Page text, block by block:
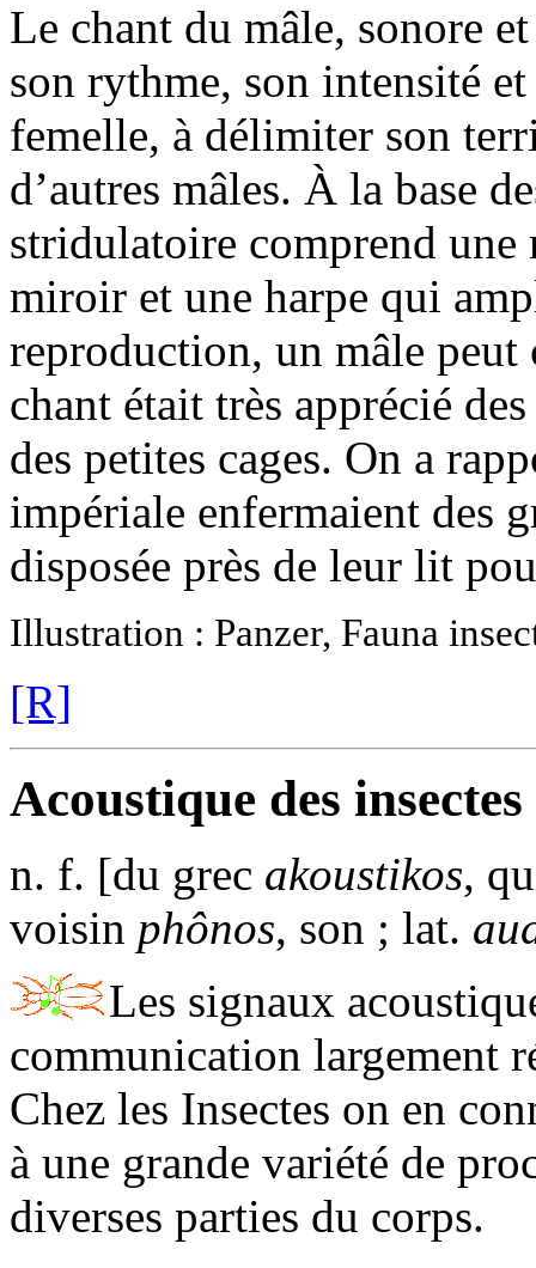
Le chant du mâle, sonore
son rythme, son intensité
femelle, à délimiter son
d’autres mâles. À la base
stridulatoire comprend une
miroir et une harpe qui
reproduction, un mâle peut
chant était très apprécié
des petites cages. On a
impériale enfermaient des
disposée près de leur lit
Illustration : Panzer, Fauna
[R]
Acoustique des insectes
n. f. [du grec akoustikos,
voisin phônos, son ; lat.
Les signaux
communication largement
Chez les Insectes on en
à une grande variété de
diverses parties du corps.